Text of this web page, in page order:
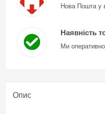
Нова Пошта у
Наявність
Ми
Опис